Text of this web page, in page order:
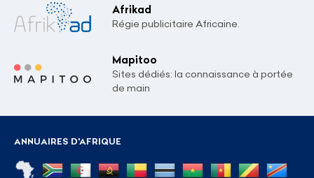
Afrikad
Régie publicitaire Africaine.
Mapitoo
Sites dédiés: la connaissance à portée
de main
ANNUAIRES D'AFRIQUE